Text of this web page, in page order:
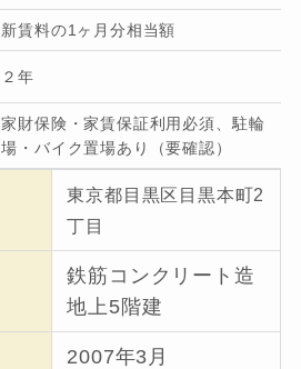
新賃料の1ヶ月分相当額
２年
家財保険・家賃保証利用必須、駐輪
場・バイク置場あり（要確認）
東京都目黒区目黒本町2
丁目
鉄筋コンクリート造
地上5階建
2007年3月